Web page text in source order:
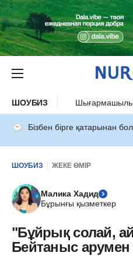
ШОУБИЗ
Бізбен бірге қатарынан
ШОУБИЗ ЖЕКЕ ӨМІР
Малика Хадид
Бұрынғы қызметкер
"Бұйрық солай,
Бейтаныс арумен